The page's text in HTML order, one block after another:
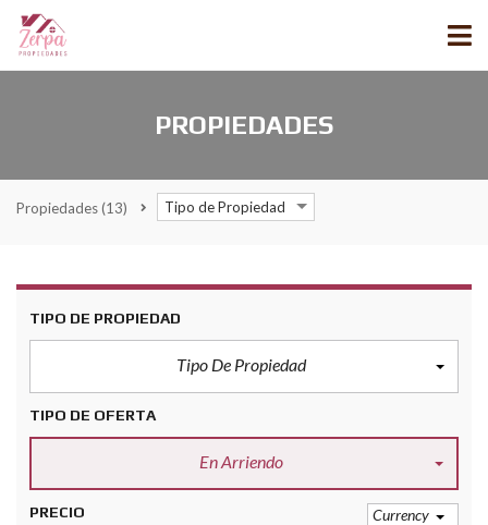
PROPIEDADES
Propiedades(13) Tipo de Propiedad
TIPO DE PROPIEDAD
Tipo De Propiedad
TIPO DE OFERTA
En Arriendo
PRECIO Currency